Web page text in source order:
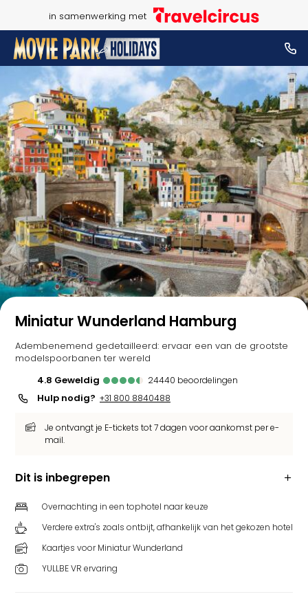
in samenwerking met
Miniatur Wunderland Hamburg
Adembenemend gedetailleerd: ervaar een van de grootste
modelspoorbanen ter wereld
4.8
geweldig 24440 beoordelingen
Hulp nodig? +31 800 8840488
Je ontvangt je E-tickets tot 7 dagen voor aankomst per e-
mail.
Dit is inbegrepen
Overnachting in een tophotel naar keuze
Verdere extra's zoals ontbijt, afhankelijk van het gekozen hotel
Kaartjes voor Miniatur Wunderland
YULLBE VR ervaring